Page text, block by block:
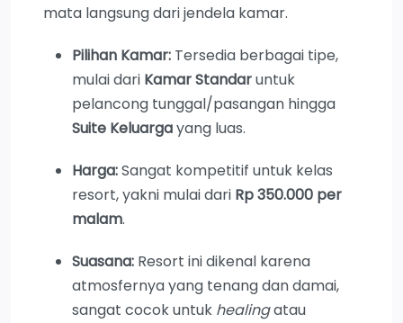
mata langsung dari jendela kamar.
Pilihan Kamar: Tersedia berbagai tipe,
mulai dari Kamar Standaruntuk
pelancong tunggal/pasangan hingga
Suite Keluargayang luas.
Harga:Sangat kompetitif untuk kelas
resort, yakni mulai dari Rp 350.000 per
malam.
Suasana: Resort ini dikenal karena
atmosfernya yang tenang dan damai,
sangat cocok untuk healingatau